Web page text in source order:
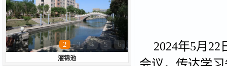
1 2 3 4 5 6
濯锦池
2024年5月 22